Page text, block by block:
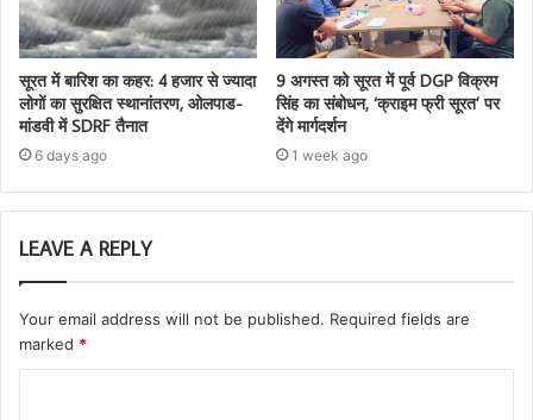
सूरत में बारिश का कहर: 4 हजार से ज्यादा
लोगों का सुरक्षित स्थानांतरण, ओलपाड-
मांडवी में SDRF तैनात
6 days ago
9 अगस्त को सूरत में पूर्व DGP विक्रम
सिंह का संबोधन, ‘क्राइम फ्री सूरत’ पर
देंगे मार्गदर्शन
1 week ago
LEAVE A REPLY
Your email address will not be published. Required fields are
marked *